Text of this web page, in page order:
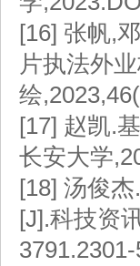
[16] 张帆,
片执法外
绘
[17] 赵凯.
长安大学
[18] 汤俊
[J].科技资